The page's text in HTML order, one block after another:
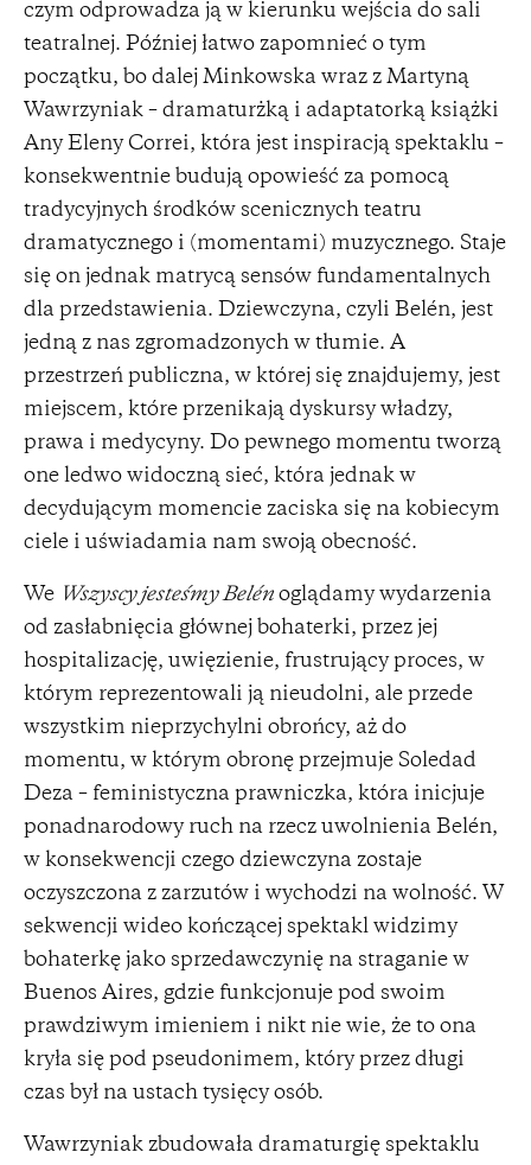
czym odprowadza ją w kierunku wejścia do sali
teatralnej. Później łatwo zapomnieć o tym
początku, bo dalej Minkowska wraz z Martyną
Wawrzyniak – dramaturżką i adaptatorką książki
Any Eleny Correi, która jest inspiracją spektaklu –
konsekwentnie budują opowieść za pomocą
tradycyjnych środków scenicznych teatru
dramatycznego i (momentami) muzycznego. Staje
się on jednak matrycą sensów fundamentalnych
dla przedstawienia. Dziewczyna, czyli Belén, jest
jedną z nas zgromadzonych w tłumie. A
przestrzeń publiczna, w której się znajdujemy, jest
miejscem, które przenikają dyskursy władzy,
prawa i medycyny. Do pewnego momentu tworzą
one ledwo widoczną sieć, która jednak w
decydującym momencie zaciska się na kobiecym
ciele i uświadamia nam swoją obecność.
We Wszyscy jesteśmy Belén oglądamy wydarzenia
od zasłabnięcia głównej bohaterki, przez jej
hospitalizację, uwięzienie, frustrujący proces, w
którym reprezentowali ją nieudolni, ale przede
wszystkim nieprzychylni obrońcy, aż do
momentu, w którym obronę przejmuje Soledad
Deza – feministyczna prawniczka, która inicjuje
ponadnarodowy ruch na rzecz uwolnienia Belén,
w konsekwencji czego dziewczyna zostaje
oczyszczona z zarzutów i wychodzi na wolność. W
sekwencji wideo kończącej spektakl widzimy
bohaterkę jako sprzedawczynię na straganie w
Buenos Aires, gdzie funkcjonuje pod swoim
prawdziwym imieniem i nikt nie wie, że to ona
kryła się pod pseudonimem, który przez długi
czas był na ustach tysięcy osób.
Wawrzyniak zbudowała dramaturgię spektaklu